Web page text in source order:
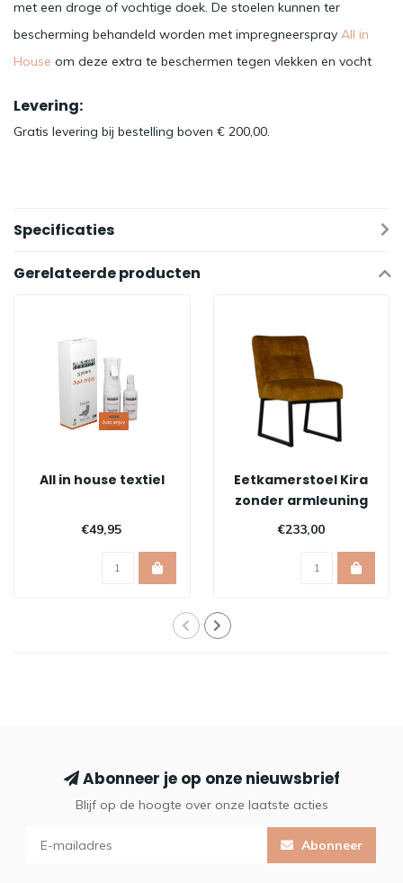
met een droge of vochtige doek. De stoelen kunnen ter
bescherming behandeld worden met impregneerspray All in
House om deze extra te beschermen tegen vlekken en vocht
Levering:
Gratis levering bij bestelling boven € 200,00.
Specificaties
Gerelateerde producten
All in house textiel
€49,95
Eetkamerstoel Kira
zonder armleuning
€233,00
Abonneer je op onze nieuwsbrief
Blijf op de hoogte over onze laatste acties
Abonneer